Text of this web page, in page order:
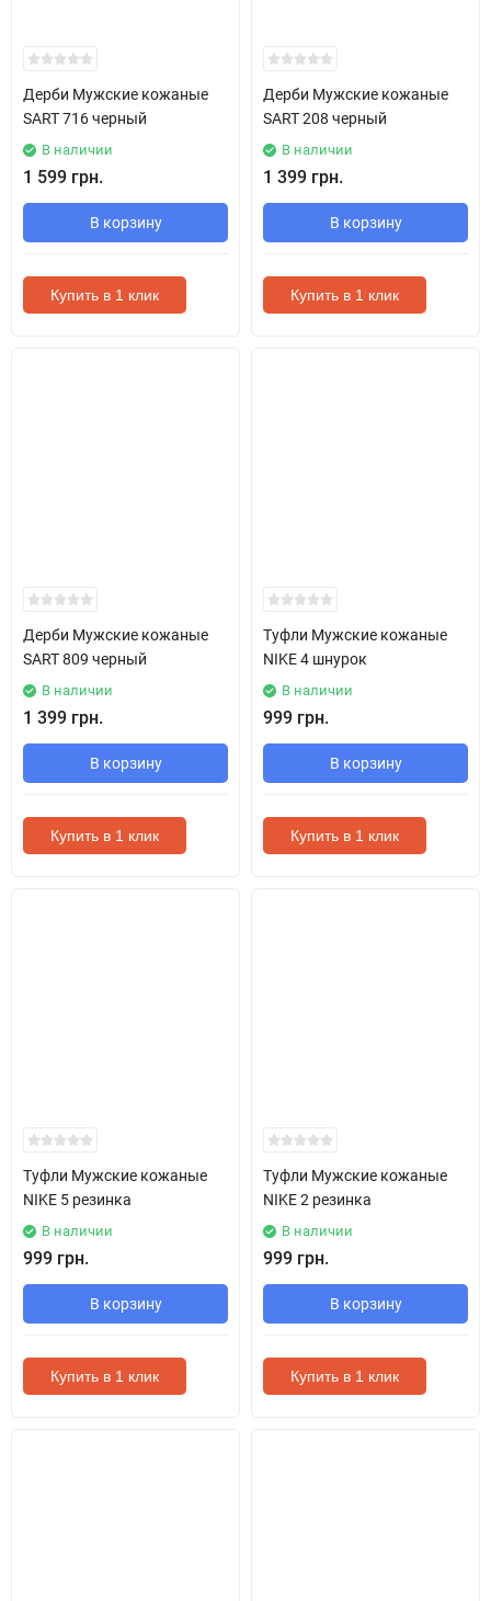
Дерби Мужские кожаные
SART 716 черный
В наличии
1 599 грн.
В корзину
Купить в 1 клик
Дерби Мужские кожаные
SART 208 черный
В наличии
1 399 грн.
В корзину
Купить в 1 клик
Дерби Мужские кожаные
SART 809 черный
В наличии
1 399 грн.
В корзину
Купить в 1 клик
Туфли Мужские кожаные
NIKE 4 шнурок
В наличии
999 грн.
В корзину
Купить в 1 клик
Туфли Мужские кожаные
NIKE 5 резинка
В наличии
999 грн.
В корзину
Купить в 1 клик
Туфли Мужские кожаные
NIKE 2 резинка
В наличии
999 грн.
В корзину
Купить в 1 клик